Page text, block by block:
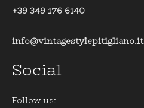
+39 349 176 6140
info@vintagestylepitigliano.it
Social
Follow us: